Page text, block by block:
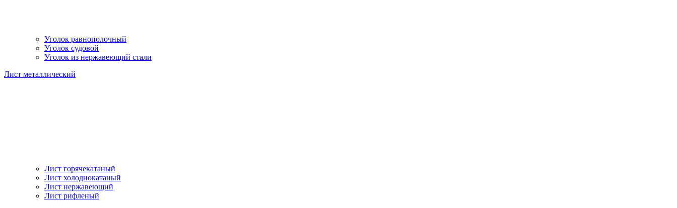
Уголок равнополочный
Уголок судовой
Уголок из нержавеющий стали
Лист металлический
Лист горячекатаный
Лист холоднокатаный
Лист нержавеющий
Лист рифленый